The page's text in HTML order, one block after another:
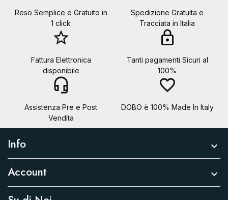
Reso Semplice e Gratuito in
1 click
Spedizione Gratuita e
Tracciata in Italia
star_border
Fattura Elettronica
disponibile
lock
Tanti pagamenti Sicuri al
100%
headset_mic
Assistenza Pre e Post
Vendita
favorite_border
DOBO è 100% Made In Italy
Info 
Account 